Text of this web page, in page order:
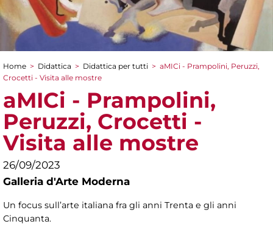
Tu sei qui
Home > Didattica > Didattica per tutti > aMICi - Prampolini, Peruzzi,
Crocetti - Visita alle mostre
aMICi - Prampolini,
Peruzzi, Crocetti -
Visita alle mostre
26/09/2023
Galleria d'Arte Moderna
Un focus sull’arte italiana fra gli anni Trenta e gli anni
Cinquanta.